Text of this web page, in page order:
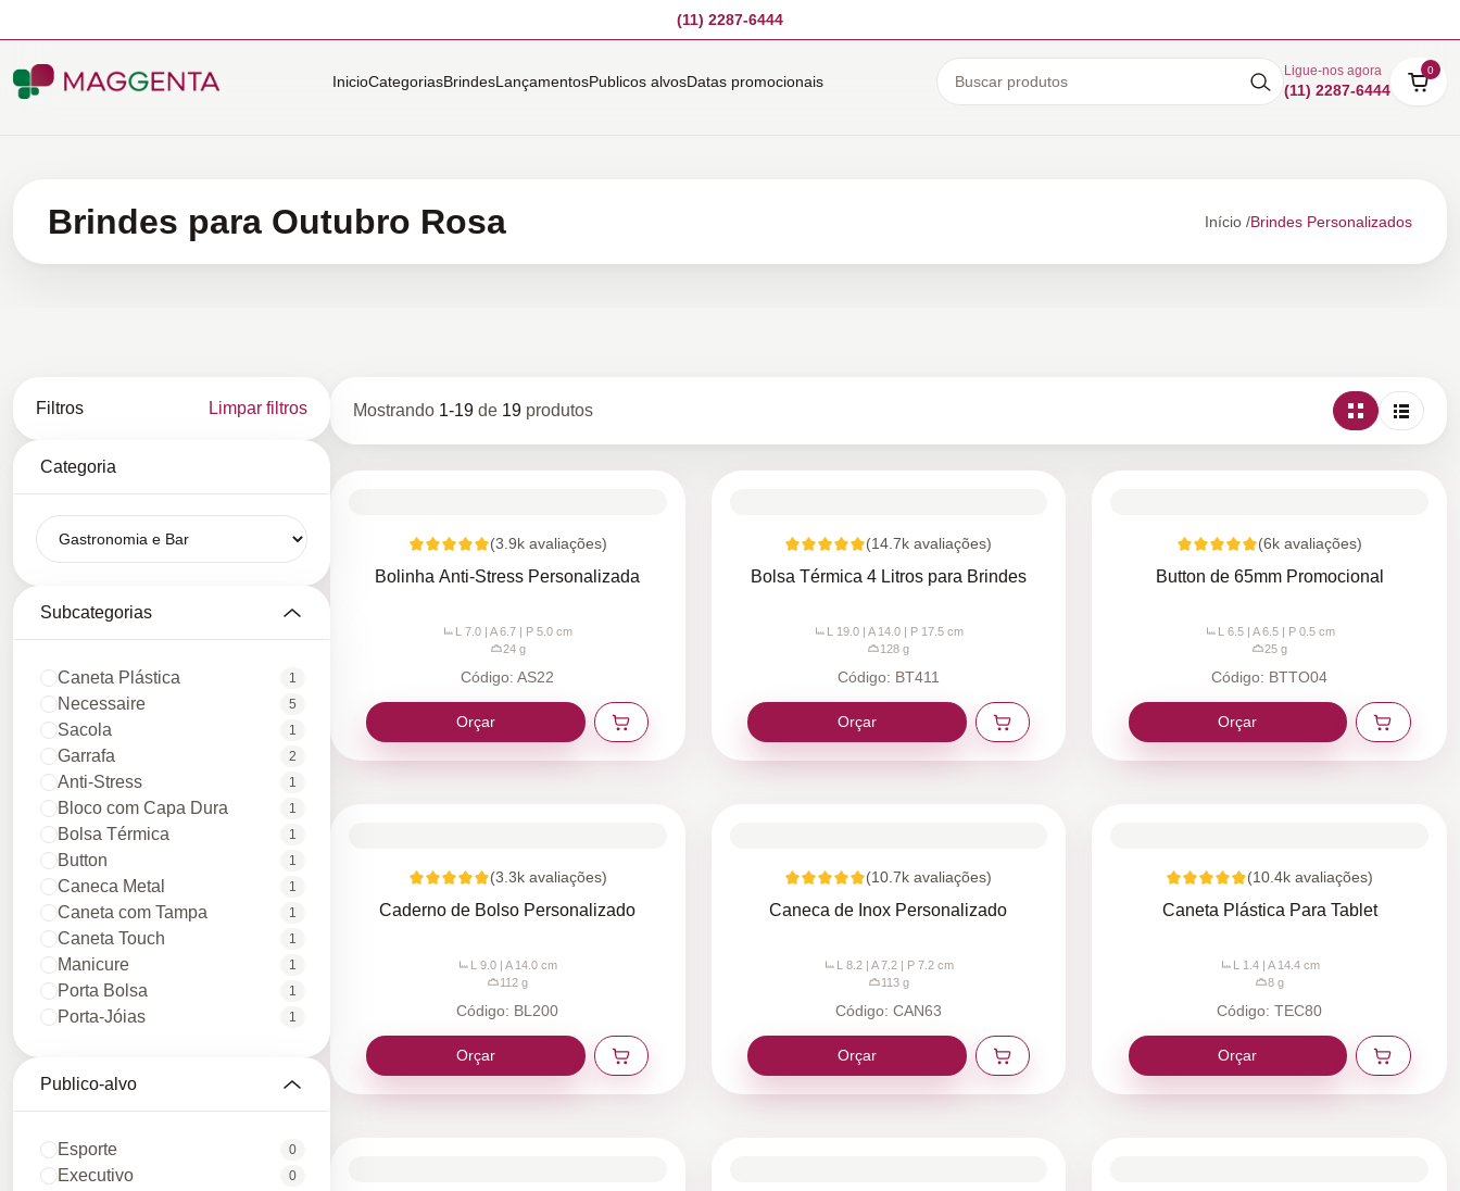
(11) 2287-6444
InicioCategoriasBrindesLançamentosPublicos alvosDatas promocionais
Ligue-nos agora
(11) 2287-6444
0
Brindes para Outubro Rosa Início /Brindes Personalizados
Filtros Limpar filtros
Categoria
Subcategorias
Caneta Plástica 1
Necessaire 5
Sacola 1
Garrafa 2
Anti-Stress 1
Bloco com Capa Dura 1
Bolsa Térmica 1
Button 1
Caneca Metal 1
Caneta com Tampa 1
Caneta Touch 1
Manicure 1
Porta Bolsa 1
Porta-Jóias 1
Publico-alvo
Esporte 0
Executivo 0
Mostrando 1-19 de 19 produtos
(3.9kavaliações)
Bolinha Anti-Stress Personalizada
L 7.0 | A 6.7 | P 5.0 cm
24g
Código:AS22
Orçar
(14.7k avaliações)
Bolsa Térmica 4 Litros para Brindes
L 19.0 | A 14.0 | P 17.5cm
128 g
Código: BT411
Orçar
(6k avaliações)
Button de 65mm Promocional
L 6.5 | A 6.5 | P 0.5cm
25 g
Código: BTTO04
Orçar
(3.3kavaliações)
Caderno de Bolso Personalizado
L 9.0 | A 14.0 cm
112 g
Código: BL200
Orçar
(10.7k avaliações)
Caneca de Inox Personalizado
L 8.2 | A 7.2 | P 7.2cm
113g
Código: CAN63
Orçar
(10.4k avaliações)
Caneta Plástica Para Tablet
L 1.4 | A 14.4cm
8 g
Código:TEC80
Orçar